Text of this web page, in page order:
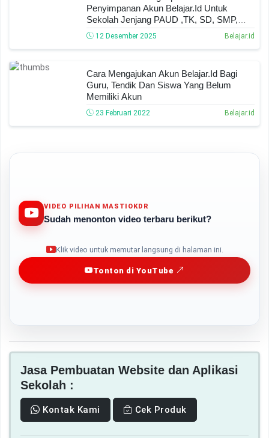
Penyimpanan Akun Belajar.id Untuk
Sekolah Jenjang PAUD ,TK, SD, SMP,
SMA, SMK, SLB, SKB & PKBM Tahun
2025
12 Desember 2025 Belajar.id
Cara Mengajukan Akun Belajar.Id Bagi
Guru, Tendik Dan Siswa Yang Belum
Memiliki Akun
23 Februari 2022 Belajar.id
VIDEO PILIHAN MASTIOKDR
Sudah menonton video terbaru berikut?
Klik video untuk memutar langsung di halaman ini.
Tonton di YouTube
Jasa Pembuatan Website dan Aplikasi
Sekolah :
Kontak Kami Cek Produk